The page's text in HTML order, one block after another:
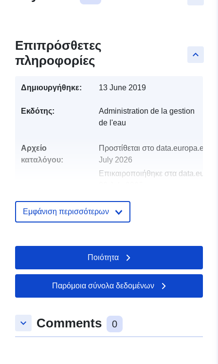
keyboard_arrow_up
Επιπρόσθετες
πληροφορίες
Δημιουργήθηκε: 13 June 2019
Εκδότης:
Administration de la gestion
de l'eau
Αρχείο
καταλόγου:
Προστίθεται στο data.europa.eu:
July 2026
Επικαιροποιήθηκε στα
uriRef:
http://data.europa.eu/88u/dataset/
annex-iii-theme-natural-risk-
mosel-3
Συσσωρευμένη
περιοδικότητα:
unknown
Εμφάνιση περισσότερων
Ποιότητα
Παρόμοια σύνολα δεδομένων
keyboard_arrow_down Comments 0